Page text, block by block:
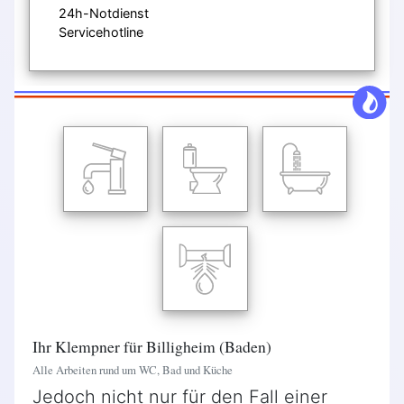
24h-Notdienst
Servicehotline
Ihr Klempner für Billigheim (Baden)
Alle Arbeiten rund um WC, Bad und Küche
Jedoch nicht nur für den Fall einer